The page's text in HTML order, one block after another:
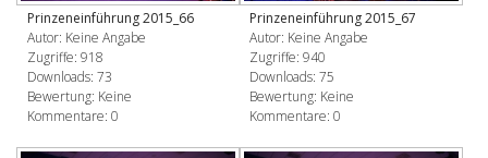
Prinzeneinführung 2015_66
Autor: Keine Angabe
Zugriffe: 918
Downloads: 73
Bewertung: Keine
Kommentare: 0
Prinzeneinführung 2015_67
Autor: Keine Angabe
Zugriffe: 940
Downloads: 75
Bewertung: Keine
Kommentare: 0